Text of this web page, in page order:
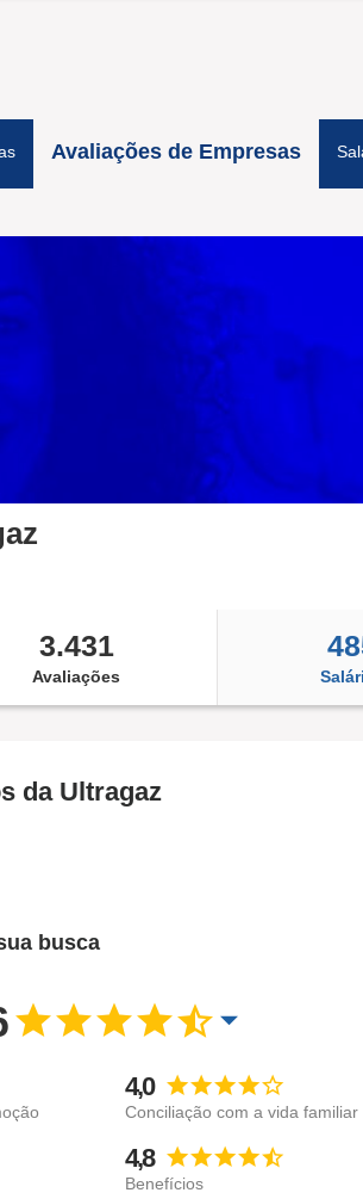
Avaliações de Empresas
3.431
Avaliações
da Ultragaz
busca
4,0
Conciliação com a vida familiar
4,8
Benefícios